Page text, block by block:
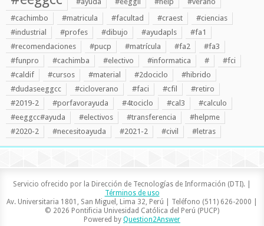
#cachimbo
#matricula #facultad #craest
#ciencias
#industrial
#profes #dibujo #ayudapls
#fa1
#recomendaciones
#pucp #matrícula #fa2
#fa3
#funpro
#cachimba #electivo #informatica #
#fci
#caldif
#cursos #material #2dociclo
#hibrido
#dudaseeggcc
#cicloverano #faci #cfil
#retiro
#2019-2
#porfavorayuda #4tociclo #cal3
#calculo
#eeggcc#ayuda
#electivos #transferencia
#helpme
#2020-2
#necesitoayuda #2021-2 #civil #letras
Servicio ofrecido por la Dirección de Tecnologías de Información (DTI). |
Términos de uso
Av. Universitaria 1801, San Miguel, Lima 32, Perú | Teléfono (511) 626-2000 |
© 2026 Pontificia Univesidad Católica del Perú (PUCP)
Powered by Question2Answer